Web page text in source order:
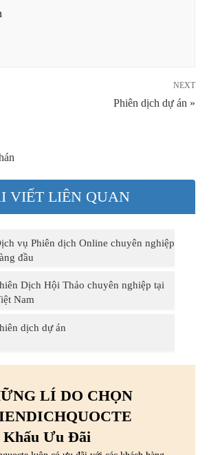
NEXT
Phiên dịch dự án »
VIẾT LIÊN QUAN
vụ Phiên dịch Online chuyên nghiệp
đầu
Dịch Hội Thảo chuyên nghiệp tại
Nam
dịch dự án
LÍ DO CHỌN
Khấu Ưu Đãi